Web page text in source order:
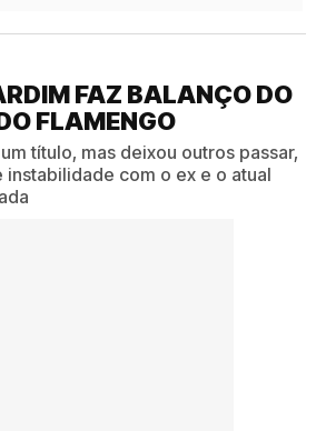
FAZ BALANÇO DO
FLAMENGO
título, mas deixou outros passar,
com o ex e o atual